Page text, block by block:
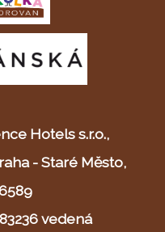
Hotels s.r.o.,
- Staré Město,
vedená